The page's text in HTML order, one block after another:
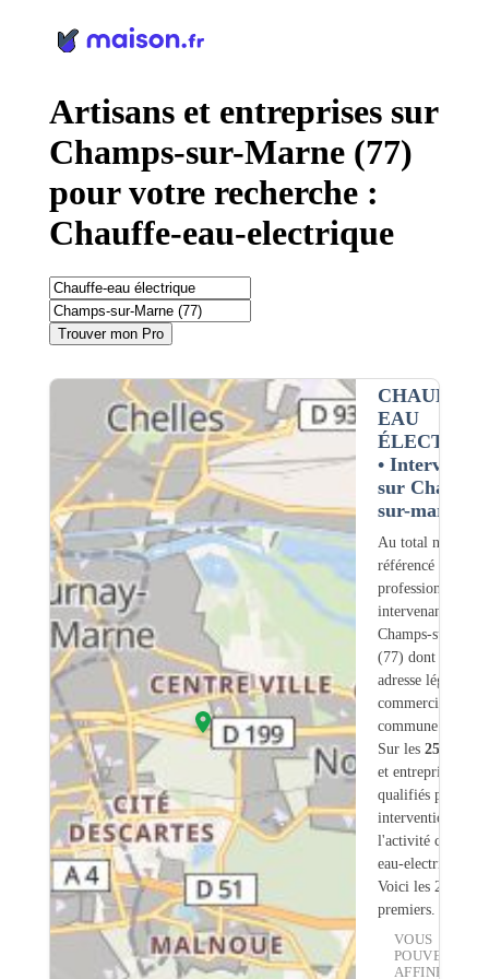
Artisans et entreprises sur
Champs-sur-Marne (77)
pour votre recherche :
Chauffe-eau-electrique
Trouver mon Pro
CHAUFFE-
EAU
•
sur Champs-
sur-marne
Au total nous
référencé
professionnels
intervenant sur
Champs-sur-
(77) dont
adresse légale ou
commerciale
commune.
Sur les 257
et entreprises
qualifiés pour une
intervention sur
l'activité chauffe-
eau-electrique.
Voici les 20
premiers.
VOUS
POUVEZ
AFFINER